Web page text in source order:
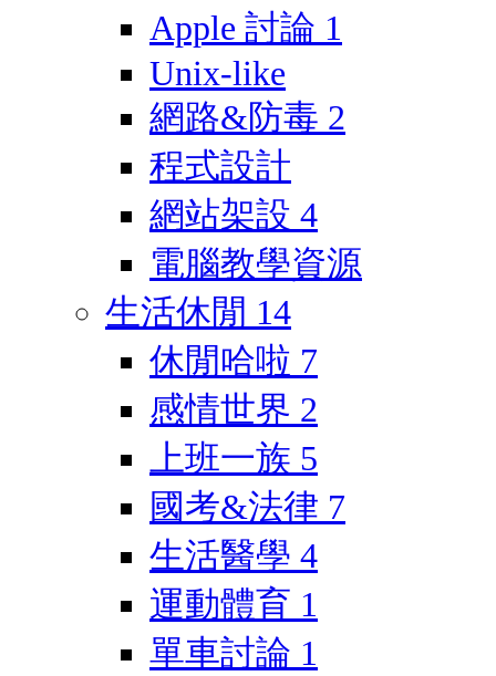
Apple 討論 1
Unix-like
網路&防毒 2
程式設計
網站架設 4
電腦教學資源
生活休閒 14
休閒哈啦 7
感情世界 2
上班一族 5
國考&法律 7
生活醫學 4
運動體育 1
單車討論 1